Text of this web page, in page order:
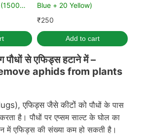
Blue + 20 Yellow)
₹250
Add to cart
पौधों से एफिड्स हटाने में –
aphids from plants
एफिड्स जैसे कीटों कोपौधों केपास
है। पौधों पर एप्सम साल्ट के घोल का
में एफिड्स की संख्या कम हो सकती है।